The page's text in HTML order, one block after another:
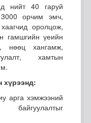
нийт 40 гаруй
3000 орчим эмч,
оролцож,
гамшгийн үеийн
нөөц хангамж,
хамтын
хүрээнд:
арга хэмжээний
байгуулалтыг